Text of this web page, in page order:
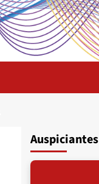
Auspiciantes